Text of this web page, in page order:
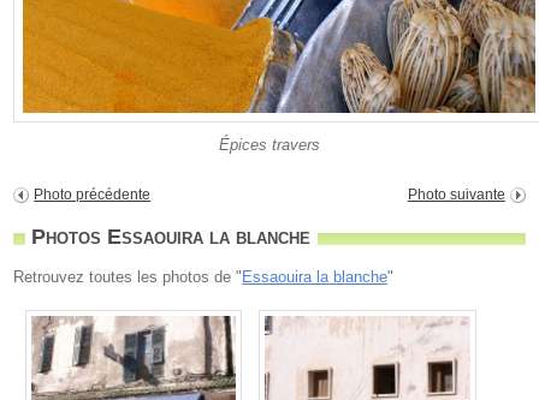
Épices travers
Photo précédente Photo suivante
Photos Essaouira la blanche
Retrouvez toutes les photos de " Essaouira la blanche"